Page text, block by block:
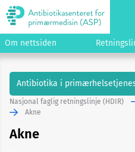
Om nettsiden
Antibiotika i
Nasjonal faglig retningslinje (HDIR)
Akne
Akne